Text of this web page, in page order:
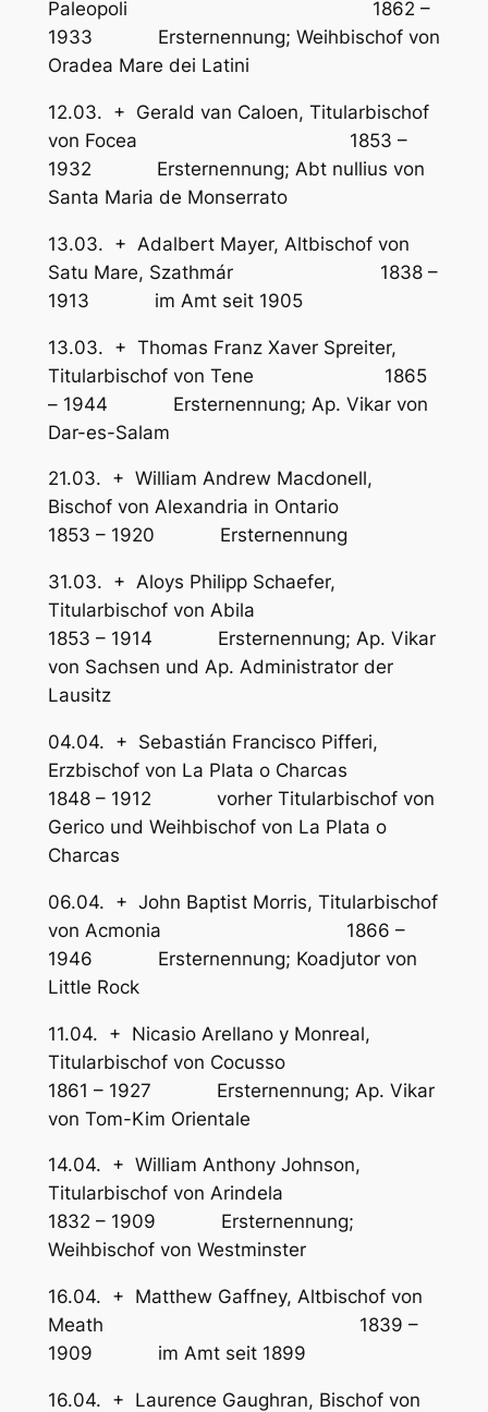
Paleopoli 1862 –
1933 Ersternennung; Weihbischof von
Oradea Mare dei Latini
12.03. + Gerald van Caloen, Titularbischof
von Focea 1853 –
1932 Ersternennung; Abt nullius von
Santa Maria de Monserrato
13.03. + Adalbert Mayer, Altbischof von
Satu Mare, Szathmár 1838 –
1913 im Amt seit 1905
13.03. + Thomas Franz Xaver Spreiter,
Titularbischof von Tene 1865
– 1944 Ersternennung; Ap. Vikar von
Dar-es-Salam
21.03. + William Andrew Macdonell,
Bischof von Alexandria in Ontario
1853 – 1920 Ersternennung
31.03. + Aloys Philipp Schaefer,
Titularbischof von Abila
1853 – 1914 Ersternennung; Ap. Vikar
von Sachsen und Ap. Administrator der
Lausitz
04.04. + Sebastián Francisco Pifferi,
Erzbischof von La Plata o Charcas
1848 – 1912 vorher Titularbischof von
Gerico und Weihbischof von La Plata o
Charcas
06.04. + John Baptist Morris, Titularbischof
von Acmonia 1866 –
1946 Ersternennung; Koadjutor von
Little Rock
11.04. + Nicasio Arellano y Monreal,
Titularbischof von Cocusso
1861 – 1927 Ersternennung; Ap. Vikar
von Tom-Kim Orientale
14.04. + William Anthony Johnson,
Titularbischof von Arindela
1832 – 1909 Ersternennung;
Weihbischof von Westminster
16.04. + Matthew Gaffney, Altbischof von
Meath 1839 –
1909 im Amt seit 1899
16.04. + Laurence Gaughran, Bischof von